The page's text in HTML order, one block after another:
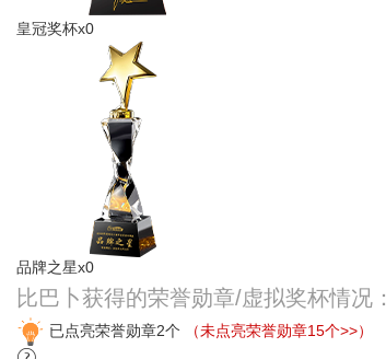
皇冠奖杯x0
品牌之星x0
比巴卜获得的荣誉勋章/虚拟奖杯情况：
已点亮荣誉勋章2个 （未点亮荣誉勋章15个>>）